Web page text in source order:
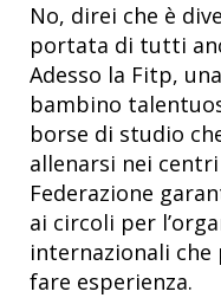
No, direi che è
portata di tutti
Adesso la Fitp,
bambino
borse di studio
allenarsi nei
Federazione
ai circoli per
internazionali
fare esperienza.